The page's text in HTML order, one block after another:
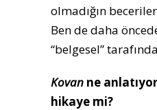
olmadığın
Ben de daha
“belgesel”
Kovan ne
hikaye mi?